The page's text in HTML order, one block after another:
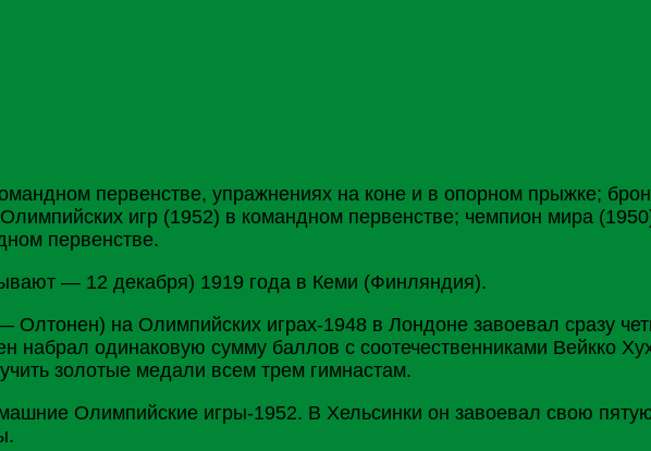
первенстве, упражнениях на коне и в опорном прыжке;
игр (1952) в командном первенстве; чемпион мира
первенстве.
— 12 декабря) 1919 года в Кеми (Финляндия).
Олтонен) на Олимпийских играх-1948 в Лондоне завоевал сразу
набрал одинаковую сумму баллов с соотечественниками Вейкко
золотые медали всем трем гимнастам.
Олимпийские игры-1952. В Хельсинки он завоевал свою